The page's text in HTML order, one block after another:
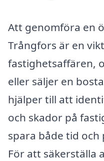
Att genomföra en
Trångfors är en
fastighetsaffären,
eller säljer en
hjälper till att
och skador på
spara både tid och
För att säkerställa